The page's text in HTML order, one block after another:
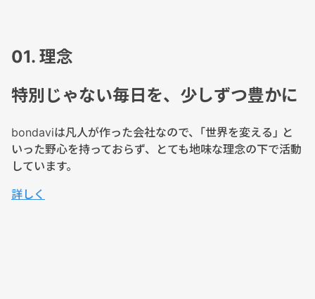
01. 理念
特別じゃない毎日を、少しずつ豊かに
bondaviは凡人が作った会社なので、｢世界を変える｣ と
いった野心を持っておらず、とても地味な理念の下で活動
しています。
詳しく